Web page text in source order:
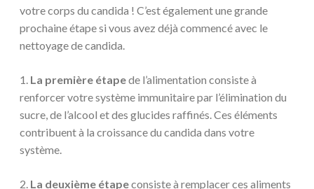
votre corps du candida ! C’est également une grande
prochaine étape si vous avez déjà commencé avec le
nettoyage de candida.
1. La première étapede l’alimentation consiste à
renforcer votre système immunitaire par l’élimination du
sucre, de l’alcool et des glucides raffinés. Ces éléments
contribuent à la croissance du candida dans votre
système.
2. La deuxième étapeconsiste à remplacer ces aliments